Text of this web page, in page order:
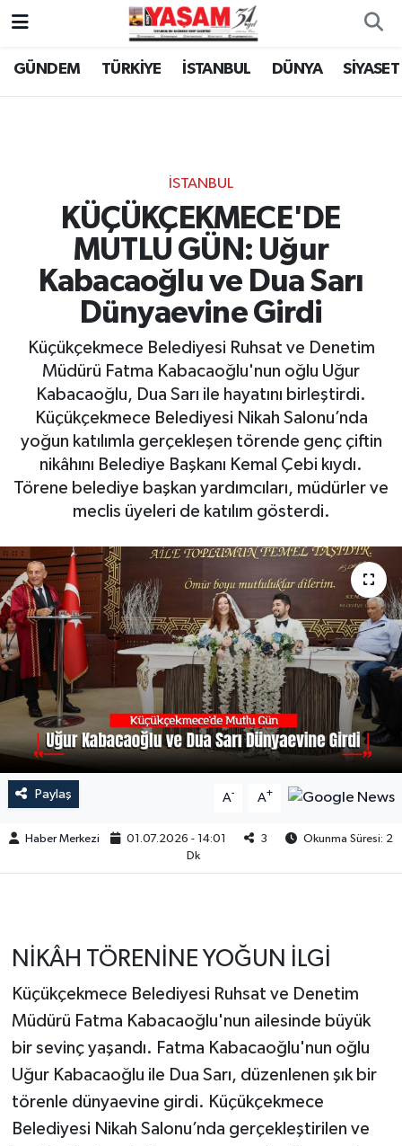
GÜNDEM TÜRKİYE İSTANBUL DÜNYA SİYASET
İSTANBUL
KÜÇÜKÇEKMECE'DE
MUTLU GÜN: Uğur
Kabacaoğlu ve Dua Sarı
Dünyaevine Girdi
Küçükçekmece Belediyesi Ruhsat ve Denetim
Müdürü Fatma Kabacaoğlu'nun oğlu Uğur
Kabacaoğlu, Dua Sarı ile hayatını birleştirdi.
Küçükçekmece Belediyesi Nikah Salonu’nda
yoğun katılımla gerçekleşen törende genç çiftin
nikâhını Belediye Başkanı Kemal Çebi kıydı.
Törene belediye başkan yardımcıları, müdürler ve
meclis üyeleri de katılım gösterdi.
Paylaş A- A+
Haber Merkezi 01.07.2026 - 14:01 3
Okunma Süresi: 2
Dk
NİKÂH TÖRENİNE YOĞUN İLGİ
Küçükçekmece Belediyesi Ruhsat ve Denetim
Müdürü Fatma Kabacaoğlu'nun ailesinde büyük
bir sevinç yaşandı. Fatma Kabacaoğlu'nun oğlu
Uğur Kabacaoğlu ile Dua Sarı, düzenlenen şık bir
törenle dünyaevine girdi. Küçükçekmece
Belediyesi Nikah Salonu’nda gerçekleştirilen ve